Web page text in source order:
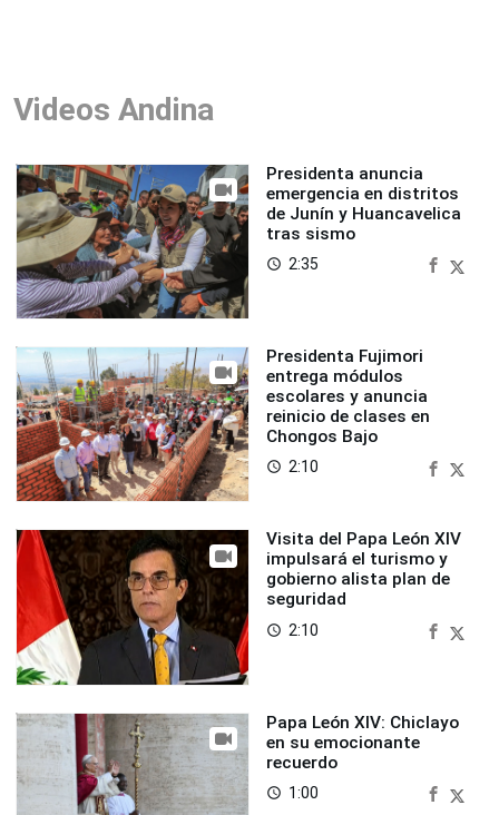
Videos Andina
Presidenta anuncia
emergencia en distritos
de Junín y Huancavelica
tras sismo
access_time 2:35
Presidenta Fujimori
entrega módulos
escolares y anuncia
reinicio de clases en
Chongos Bajo
access_time 2:10
Visita del Papa León XIV
impulsará el turismo y
gobierno alista plan de
seguridad
access_time 2:10
Papa León XIV: Chiclayo
en su emocionante
recuerdo
access_time 1:00